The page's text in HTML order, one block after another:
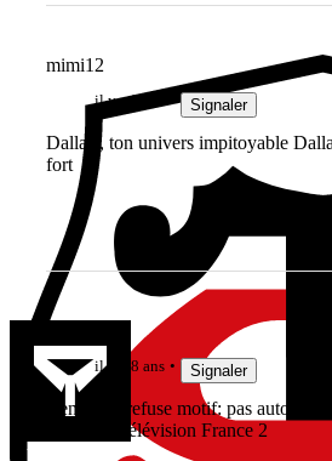
mimi12
il y a 8 ans Signaler
Dallas , ton univers impitoyable
fort
il y a 8 ans Signaler
Ben oui il refuse motif: pas autorisé
cabine de télévision France 2